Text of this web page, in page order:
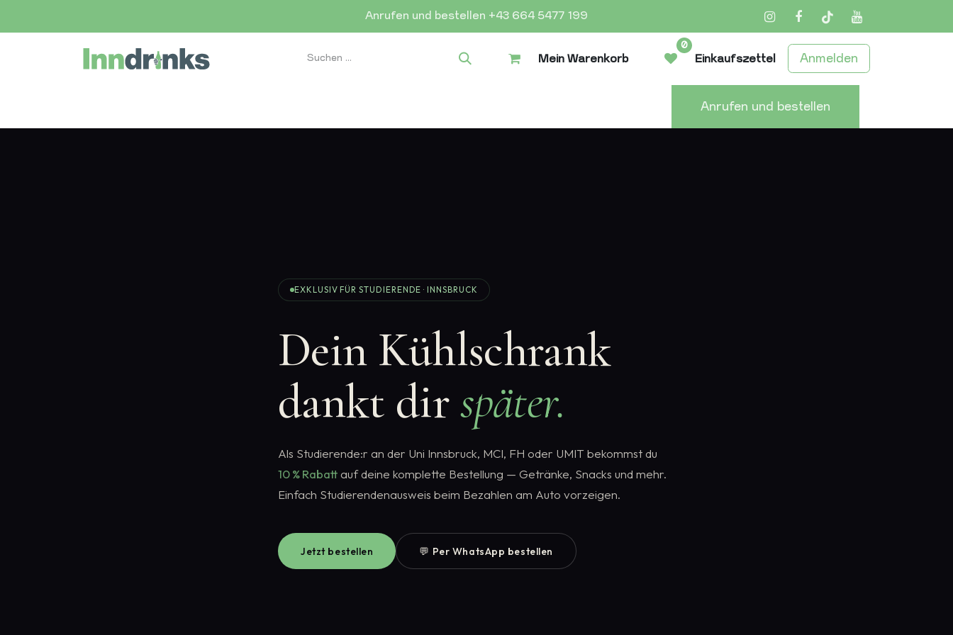
Anrufen und bestellen +43 664 5477 199
InstagramFacebook
TikTokYouTube
Mein Warenkorb
0
Einkaufszettel Anmelden
Anrufen und bestellen
EXKLUSIV FÜR STUDIERENDE · INNSBRUCK
Dein Kühlschrank
dankt dirspäter.
Als Studierende:r an der Uni Innsbruck, MCI, FH oder UMIT bekommst du
10 % Rabatt auf deine komplette Bestellung — Getränke, Snacks und mehr.
Einfach Studierendenausweis beim Bezahlen am Auto vorzeigen.
Jetzt bestellen 💬 Per WhatsApp bestellen